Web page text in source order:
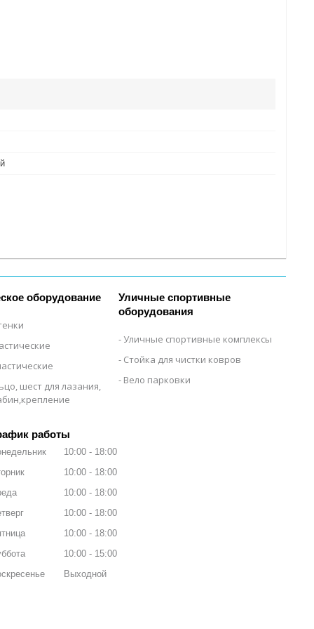
оборудование
шест для лазания,
Уличные спортивные
оборудования
Уличные спортивные комплексы
Стойка для чистки ковров
Вело парковки
работы
10:00
18:00
10:00
18:00
10:00
18:00
10:00
18:00
10:00
18:00
10:00
15:00
Выходной